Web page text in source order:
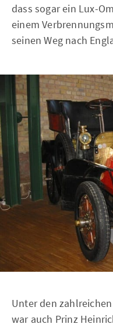
dass sogar ein Lux-
einem
seinen Weg nach
Unter den
war auch Prinz